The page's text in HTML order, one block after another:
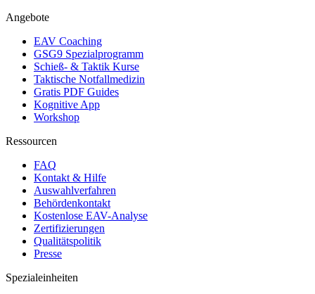
Angebote
EAV Coaching
GSG9 Spezialprogramm
Schieß- & Taktik Kurse
Taktische Notfallmedizin
Gratis PDF Guides
Kognitive App
Workshop
Ressourcen
FAQ
Kontakt & Hilfe
Auswahlverfahren
Behördenkontakt
Kostenlose EAV-Analyse
Zertifizierungen
Qualitätspolitik
Presse
Spezialeinheiten